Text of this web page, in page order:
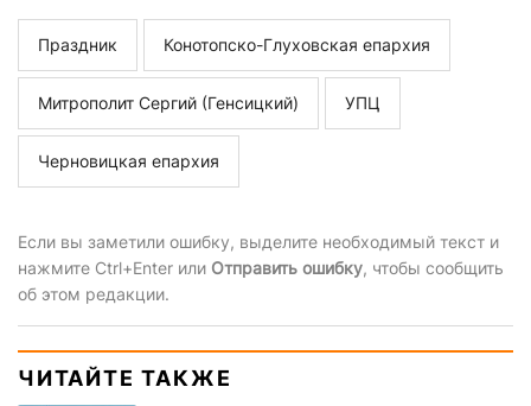
Праздник Конотопско-Глуховская епархия
Митрополит Сергий (Генсицкий) УПЦ
Черновицкая епархия
Если вы заметили ошибку, выделите необходимый текст и
нажмите Ctrl+Enter или Отправить ошибку, чтобы сообщить
об этом редакции.
ЧИТАЙТЕ ТАКЖЕ